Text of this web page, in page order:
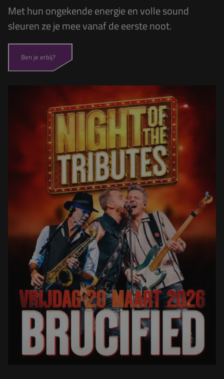
Met hun ongekende energie en volle sound
sleuren ze je mee vanaf de eerste noot.
Ben je erbij?